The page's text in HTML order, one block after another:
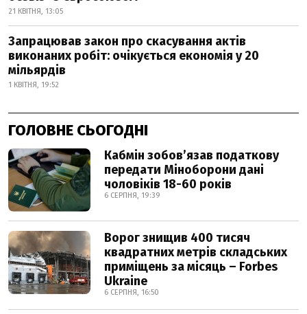
21 КВІТНЯ, 13:05
Запрацював закон про скасування актів
виконаних робіт: очікується економія у 20
мільярдів
1 КВІТНЯ, 19:52
ГОЛОВНЕ СЬОГОДНІ
Кабмін зобовʼязав податкову
передати Міноборони дані
чоловіків 18-60 років
6 СЕРПНЯ, 19:39
Ворог знищив 400 тисяч
квадратних метрів складських
приміщень за місяць – Forbes
Ukraine
6 СЕРПНЯ, 16:50